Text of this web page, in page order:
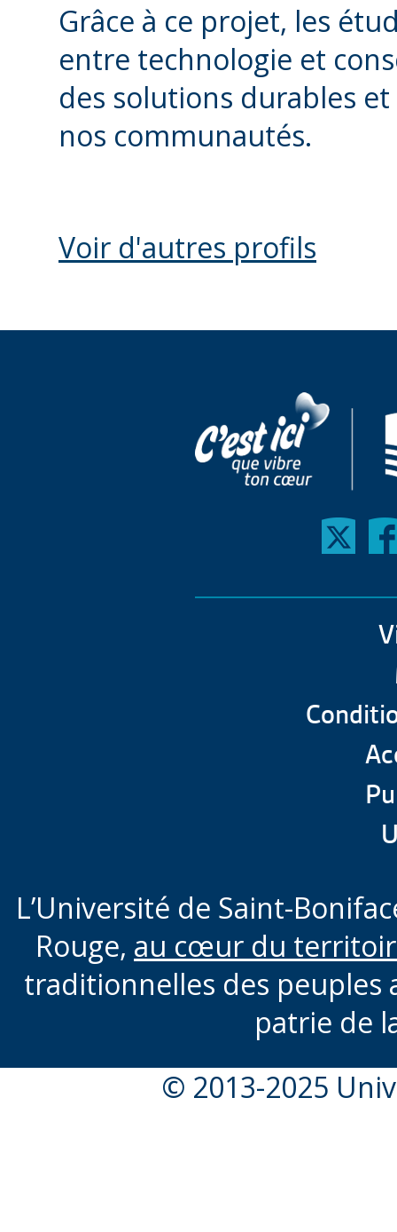
Grâce à ce projet, les
entre technologie et
des solutions durables
nos communautés.
Voir d'autres profils
L’Université de Saint-
Rouge, au cœur du
traditionnelles des peuples
patrie de
© 2013-2025